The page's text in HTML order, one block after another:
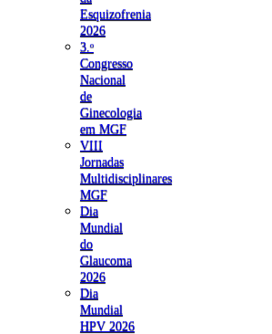
Esquizofrenia
2026
3.ᵒ
Congresso
Nacional
de
Ginecologia
em MGF
VIII
Jornadas
Multidisciplinares
MGF
Dia
Mundial
do
Glaucoma
2026
Dia
Mundial
HPV 2026